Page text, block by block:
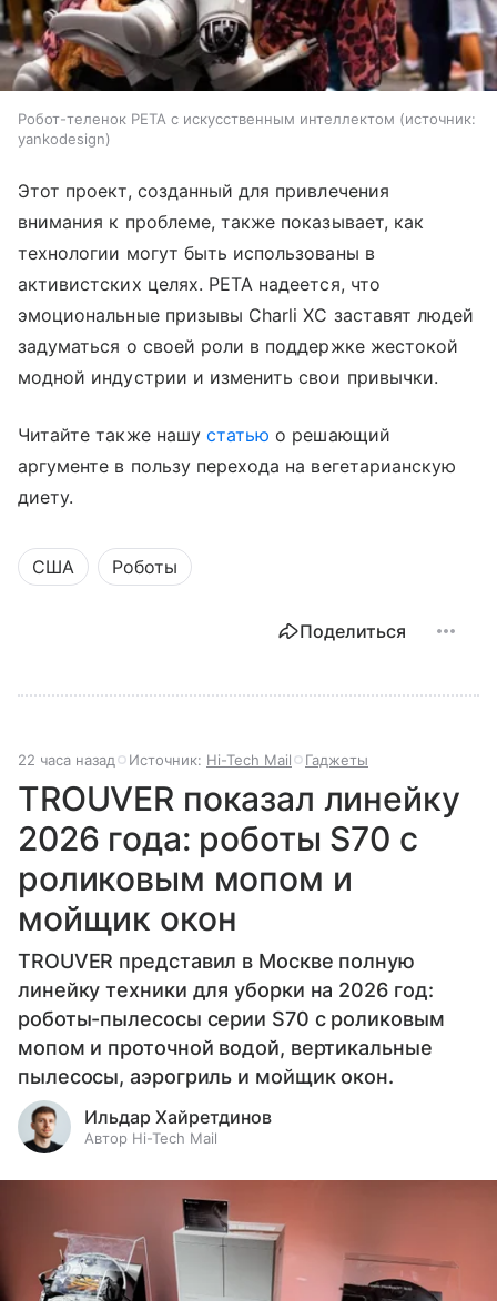
Робот-теленок PETA с искусственным интеллектом
источник:
yankodesign
Этот проект, созданный для привлечения
внимания к проблеме, также показывает, как
технологии могут быть использованы в
активистских целях. PETA надеется, что
эмоциональные призывы Charli XC заставят людей
задуматься о своей роли в поддержке жестокой
модной индустрии и изменить свои привычки.
Читайте также нашу статью о решающий
аргументе в пользу перехода на вегетарианскую
диету.
США Роботы
Поделиться
22 часа назад Источник: Hi-Tech Mail Гаджеты
TROUVER показал линейку
2026 года: роботы S70 с
роликовым мопом и
мойщик окон
TROUVER представил в Москве полную
линейку техники для уборки на 2026 год:
роботы-пылесосы серии S70 с роликовым
мопом и проточной водой, вертикальные
пылесосы, аэрогриль и мойщик окон.
Ильдар Хайретдинов
Автор Hi-Tech Mail